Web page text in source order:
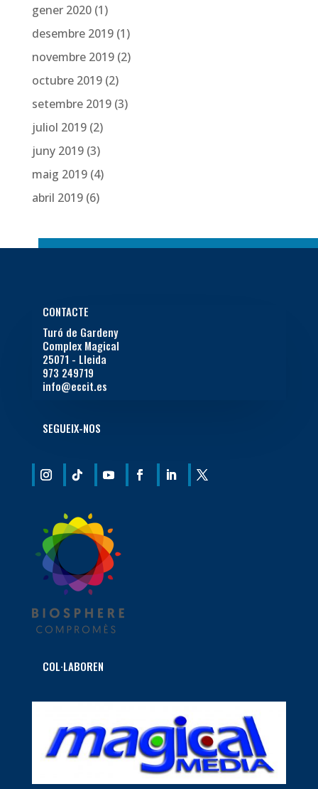
gener 2020(1)
desembre 2019(1)
novembre 2019(2)
octubre 2019(2)
setembre 2019(3)
juliol 2019(2)
juny 2019(3)
maig 2019(4)
abril 2019(6)
CONTACTE
Turó de Gardeny
Complex Magical
25071 - Lleida
973 249719
info@eccit.es
SEGUEIX-NOS
COL·LABOREN